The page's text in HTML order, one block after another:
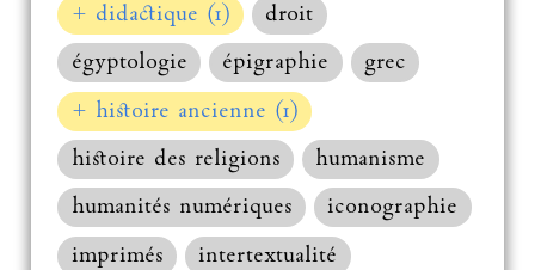
+ didactique (1)
droit
égyptologie
épigraphie
grec
+ histoire ancienne (1)
histoire des religions
humanisme
humanités numériques
iconographie
imprimés
intertextualité